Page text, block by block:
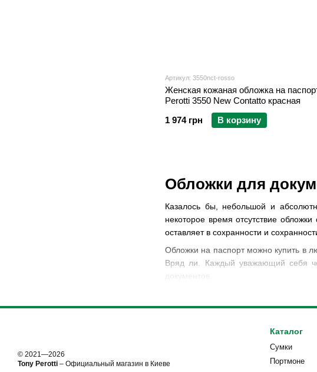
Обложки для
Казалось бы, небольшой и
некоторое время отсутствие
оставляет в сохранности и
Обложки на паспорт можно купить в
Вряд ли. Каждый уважающий себя
называется обложка для
У нас вы найдете кожаные
подобрать можно все, чего душа
автодокументов – мы подобрали в
Артикул: 3550nct-rosso
Женская кожаная обложка на
Perotti 3550 New Contatto красная
1 974 грн
В корзину
© 2021—2026
Tony Perotti – Официальный магазин в Киеве
Каталог
Сумки
Портмоне